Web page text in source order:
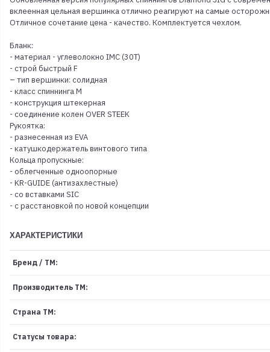
вклеенная цельная вершинка отлично реагируют на самые
Отличное сочетание цена - качество. Комплектуется чехлом.
Бланк:
- материал - углеволокно IMC (30T)
- строй быстрый F
– тип вершинки: солидная
- класс спиннинга M
- конструкция штекерная
- соединение колен OVER STEEK
Рукоятка:
- разнесенная из EVA
- катушкодержатель винтового типа
Кольца пропускные:
- облегченные одноопорные
- KR-GUIDE (антизахлестные)
- со вставками SIC
- с расстановкой по новой концепции
ХАРАКТЕРИСТИКИ
Бренд / ТМ:
Производитель ТМ:
Страна ТМ:
Статусы товара: